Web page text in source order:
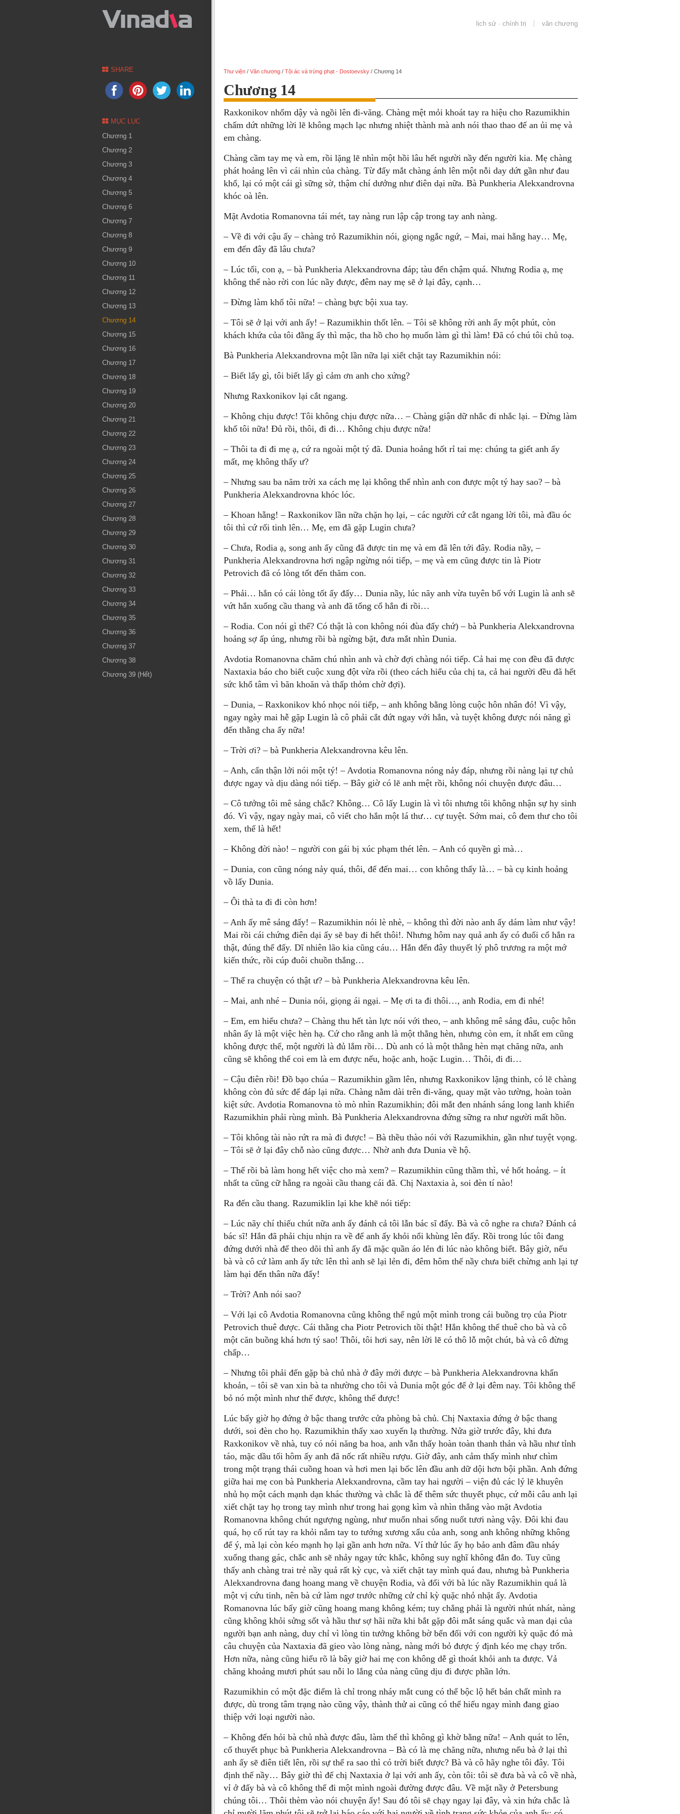
lịch sử · chính trị văn chương
Thư viện / Văn chương / Tội ác và trừng phạt - Dostoevsky / Chương 14
Chương 14
Raxkonikov nhổm dậy và ngồi lên đi-văng. Chàng mệt mỏi khoát tay ra hiệu cho Razumikhin
chấm dứt những lời lẽ không mạch lạc nhưng nhiệt thành mà anh nói thao thao để an ủi mẹ và
em chàng.
Chàng cầm tay mẹ và em, rồi lặng lẽ nhìn một hồi lâu hết người nầy đến người kia. Mẹ chàng
phát hoảng lên vì cái nhìn của chàng. Từ đấy mắt chàng ánh lên một nỗi day dứt gần như đau
khổ, lại có một cái gì sững sờ, thậm chí dưởng như điên dại nữa. Bà Punkheria Alekxandrovna
khóc oà lên.
Mặt Avdotia Romanovna tái mét, tay nàng run lập cập trong tay anh nàng.
– Về đi với cậu ấy – chàng trỏ Razumikhin nói, giọng ngắc ngứ, – Mai, mai hẵng hay… Mẹ,
em đến đây đã lâu chưa?
– Lúc tối, con ạ, – bà Punkheria Alekxandrovna đáp; tàu đến chậm quá. Nhưng Rodia ạ, mẹ
không thể nào rời con lúc nầy được, đêm nay mẹ sẽ ở lại đây, cạnh…
– Đừng làm khổ tôi nữa! – chàng bực bội xua tay.
– Tôi sẽ ở lại với anh ấy! – Razumikhin thốt lên. – Tôi sẽ không rời anh ấy một phút, còn
khách khứa của tôi đằng ấy thì mặc, tha hồ cho họ muốn làm gì thì làm! Đã có chú tôi chủ toạ.
Bà Punkheria Alekxandrovna một lần nữa lại xiết chặt tay Razumikhin nói:
– Biết lấy gì, tôi biết lấy gì cảm ơn anh cho xứng?
Nhưng Raxkonikov lại cắt ngang.
– Không chịu được! Tôi không chịu được nữa… – Chàng giận dữ nhắc đi nhắc lại. – Đừng làm
khổ tôi nữa! Đủ rồi, thôi, đi đi… Không chịu được nữa!
– Thôi ta đi đi mẹ ạ, cứ ra ngoài một tý đã. Dunia hoảng hốt rỉ tai mẹ: chúng ta giết anh ấy
mất, mẹ không thấy ư?
– Nhưng sau ba năm trời xa cách mẹ lại không thể nhìn anh con được một tý hay sao? – bà
Punkheria Alekxandrovna khóc lóc.
– Khoan hẵng! – Raxkonikov lần nữa chặn họ lại, – các người cứ cắt ngang lời tôi, mà đầu óc
tôi thì cứ rối tinh lên… Mẹ, em đã gặp Lugin chưa?
– Chưa, Rodia ạ, song anh ấy cũng đã được tin mẹ và em đã lên tới đây. Rodia nầy, –
Punkheria Alekxandrovna hơi ngập ngừng nói tiếp, – mẹ và em cũng được tin là Piotr
Petrovich đã có lòng tốt đến thăm con.
– Phải… hắn có cái lòng tốt ấy đấy… Dunia nầy, lúc nãy anh vừa tuyên bố với Lugin là anh sẽ
vứt hắn xuống cầu thang và anh đã tống cổ hắn đi rồi…
– Rodia. Con nói gì thế? Có thật là con không nói đùa đấy chứ) – bà Punkheria Alekxandrovna
hoảng sợ ấp úng, nhưng rồi bà ngừng bặt, đưa mắt nhìn Dunia.
Avdotia Romanovna chăm chú nhìn anh và chờ đợi chàng nói tiếp. Cả hai mẹ con đều đã được
Naxtaxia báo cho biết cuộc xung đột vừa rồi (theo cách hiểu của chị ta, cả hai người đều đã hết
sức khổ tâm vì băn khoăn và thấp thỏm chờ đợi).
– Dunia, – Raxkonikov khó nhọc nói tiếp, – anh không bằng lòng cuộc hôn nhân đó! Vì vậy,
ngay ngày mai hễ gặp Lugin là cô phải cắt đứt ngay với hắn, và tuyệt không được nói năng gì
đến thằng cha ấy nữa!
– Trời ơi? – bà Punkheria Alekxandrovna kêu lên.
– Anh, cẩn thận lởi nói một tý! – Avdotia Romanovna nóng nảy đáp, nhưng rồi nàng lại tự chủ
được ngay và dịu dàng nói tiếp. – Bây giờ có lẽ anh mệt rồi, không nói chuyện được đâu…
– Cô tưởng tôi mê sảng chắc? Không… Cô lấy Lugin là vì tôi nhưng tôi không nhận sự hy sinh
đó. Vì vậy, ngay ngày mai, cô viết cho hắn một lá thư… cự tuyệt. Sớm mai, cô đem thư cho tôi
xem, thế là hết!
– Không đời nào! – người con gái bị xúc phạm thét lên. – Anh có quyền gì mà…
– Dunia, con cũng nóng nảy quá, thôi, để đến mai… con không thấy là… – bà cụ kinh hoảng
vồ lấy Dunia.
– Ôi thà ta đi đi còn hơn!
– Anh ấy mê sảng đấy! – Razumikhin nói lè nhè, – không thì đời nào anh ấy dám làm như vậy!
Mai rồi cái chứng điên dại ấy sẽ bay đi hết thôi!. Nhưng hôm nay quả anh ấy có đuổi cổ hắn ra
thật, đúng thế đấy. Dĩ nhiên lão kia cũng cáu… Hắn đến đây thuyết lý phô trương ra một mớ
kiến thức, rồi cúp đuôi chuồn thắng…
– Thế ra chuyện có thật ư? – bà Punkheria Alekxandrovna kêu lên.
– Mai, anh nhé – Dunia nói, giọng ái ngại. – Mẹ ơi ta đi thôi…, anh Rodia, em đi nhé!
– Em, em hiểu chưa? – Chàng thu hết tàn lực nói với theo, – anh không mê sảng đâu, cuộc hôn
nhân ấy là một việc hèn hạ. Cứ cho rằng anh là một thằng hèn, nhưng còn em, ít nhất em cũng
không được thế, một người là đủ lắm rồi… Dù anh có là một thằng hèn mạt chăng nữa, anh
cũng sẽ không thể coi em là em được nếu, hoặc anh, hoặc Lugin… Thôi, đi đi…
– Cậu điên rồi! Đồ bạo chúa – Razumikhin gầm lên, nhưng Raxkonikov lặng thinh, có lẽ chàng
không còn đủ sức để đáp lại nữa. Chàng nằm dài trên đi-văng, quay mặt vào tường, hoàn toàn
kiệt sức. Avdotia Romanovna tò mò nhìn Razumikhin; đôi mắt đen nhánh sáng long lanh khiến
Razumikhin phải rùng mình. Bà Punkheria Alekxandrovna đứng sững ra như người mất hồn.
– Tôi không tài nào rứt ra mà đi được! – Bà thều thào nói với Razumikhin, gần như tuyệt vọng.
– Tôi sẽ ở lại đây chỗ nào cũng được… Nhờ anh đưa Dunia về hộ.
– Thế rồi bà làm hong hết việc cho mà xem? – Razumikhin cũng thầm thì, vẻ hốt hoảng. – ít
nhất ta cũng cữ hẵng ra ngoài cầu thang cái đã. Chị Naxtaxia à, soi đèn tí nào!
Ra đến cầu thang. Razumiklin lại khe khẽ nói tiếp:
– Lúc nãy chí thiếu chút nữa anh ấy đánh cả tôi lẫn bác sĩ đấy. Bà và cô nghe ra chưa? Đánh cả
bác sĩ! Hắn đã phải chịu nhịn ra về để anh ấy khỏi nổi khùng lên đấy. Rồi trong lúc tôi đang
đứng dưới nhà để theo dõi thì anh ấy đã mặc quần áo lẻn đi lúc nào không biết. Bây giờ, nếu
bà và cô cứ làm anh ấy tức lên thì anh sẽ lại lẻn đi, đêm hôm thế nầy chưa biết chừng anh lại tự
làm hại đến thân nữa đấy!
– Trời? Anh nói sao?
– Với lại cô Avdotia Romanovna cũng không thể ngủ một mình trong cái buồng trọ của Piotr
Petrovich thuê được. Cái thằng cha Piotr Petrovich tồi thật! Hắn không thể thuê cho bà và cô
một căn buồng khá hơn tý sao! Thôi, tôi hơi say, nên lời lẽ có thô lỗ một chút, bà và cô đừng
chấp…
– Nhưng tôi phải đến gặp bà chủ nhà ở đây mới được – bà Punkheria Alekxandrovna khẩn
khoản, – tôi sẽ van xin bà ta nhường cho tôi và Dunia một góc để ở lại đêm nay. Tôi không thể
bỏ nó một mình như thế được, không thể được!
Lúc bấy giờ họ đứng ở bậc thang trước cửa phòng bà chủ. Chị Naxtaxia đứng ở bậc thang
dưới, soi đèn cho họ. Razumikhin thấy xao xuyến lạ thường. Nửa giờ trước đây, khi đưa
Raxkonikov về nhà, tuy có nói năng ba hoa, anh vẫn thấy hoàn toàn thanh thản và hầu như tỉnh
táo, mặc dầu tối hôm ấy anh đã nốc rất nhiều rượu. Giờ đây, anh cảm thấy mình như chìm
trong một trạng thái cuồng hoan và hơi men lại bốc lên đầu anh dữ dội hơn bội phần. Anh đứng
giữa hai mẹ con bà Punkheria Alekxandrovna, cầm tay hai người – viện đủ các lý lẽ khuyên
nhủ họ một cách mạnh dạn khác thường và chắc là để thêm sức thuyết phục, cứ mỗi câu anh lại
xiết chặt tay họ trong tay mình như trong hai gọng kìm và nhìn thẳng vào mặt Avdotia
Romanovna không chút ngượng ngùng, như muốn nhai sống nuốt tươi nàng vậy. Đôi khi đau
quá, họ cố rút tay ra khỏi nắm tay to tướng xương xẩu của anh, song anh không những không
để ý, mà lại còn kéo mạnh họ lại gần anh hơn nữa. Ví thử lúc ấy họ bảo anh đâm đầu nháy
xuống thang gác, chắc anh sẽ nhảy ngay tức khắc, không suy nghĩ không đắn đo. Tuy cũng
thấy anh chàng trai trẻ nầy quả rất kỳ cục, và xiết chặt tay mình quá đau, nhưng bà Punkheria
Alekxandrovna đang hoang mang về chuyện Rodia, và đối với bà lúc nầy Razumikhin quả là
một vị cứu tinh, nên bà cứ làm ngơ trước những cử chỉ kỳ quặc nhỏ nhặt ấy. Avdotia
Romanovna lúc bấy giờ cũng hoang mang không kém; tuy chẳng phải là người nhút nhát, nàng
cũng không khỏi sửng sốt và hầu thư sợ hãi nữa khi bắt gặp đôi mắt sáng quắc và man dại của
người bạn anh nàng, duy chỉ vì lòng tin tưởng không bờ bến đối với con người kỳ quặc đó mà
câu chuyện của Naxtaxia đã gieo vào lòng nàng, nàng mới bỏ được ý định kéo mẹ chạy trốn.
Hơn nữa, nàng cũng hiểu rõ là bây giờ hai mẹ con không dễ gì thoát khỏi anh ta được. Vả
chăng khoảng mươi phút sau nỗi lo lắng của nàng cũng dịu đi được phần lớn.
Razumikhin có một đặc điểm là chỉ trong nháy mắt cung có thể bộc lộ hết bản chất mình ra
được, dù trong tâm trạng nào cũng vậy, thành thử ai cũng có thể hiểu ngay mình đang giao
thiệp với loại người nào.
– Không đến hỏi bà chủ nhà được đâu, làm thế thì không gì khờ bằng nữa! – Anh quát to lên,
cố thuyết phục bà Punkheria Alekxandrovna – Bà có là mẹ chăng nữa, nhưng nếu bà ở lại thì
anh ấy sẽ điên tiết lên, rồi sự thể ra sao thì có trời biết được? Bà và cô hãy nghe tôi đây. Tôi
định thế nầy… Bây giờ thì để chị Naxtaxia ở lại với anh ấy, còn tôi: tôi sẽ đưa bà và cô về nhà,
vỉ ở đấy bà và cô không thể đi một mình ngoài đường được đâu. Về mặt nầy ở Petersbung
chúng tôi… Thôi thèm vào nói chuyện ấy! Sau đó tôi sẽ chạy ngay lại đây, và xin hứa chắc là
SHARE
MỤC LỤC
Chương 1
Chương 2
Chương 3
Chương 4
Chương 5
Chương 6
Chương 7
Chương 8
Chương 9
Chương 10
Chương 11
Chương 12
Chương 13
Chương 14
Chương 15
Chương 16
Chương 17
Chương 18
Chương 19
Chương 20
Chương 21
Chương 22
Chương 23
Chương 24
Chương 25
Chương 26
Chương 27
Chương 28
Chương 29
Chương 30
Chương 31
Chương 32
Chương 33
Chương 34
Chương 35
Chương 36
Chương 37
Chương 38
Chương 39 (Hết)